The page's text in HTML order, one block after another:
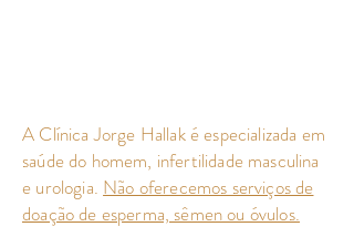
A Clínica Jorge Hallak é especializada em
saúde do homem, infertilidade masculina
e urologia. Não oferecemos serviços de
doação de esperma, sêmen ou óvulos.